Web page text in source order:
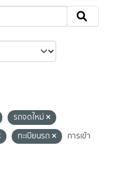
รถจดใหม่
ทะเบียนรถ
การเข้า